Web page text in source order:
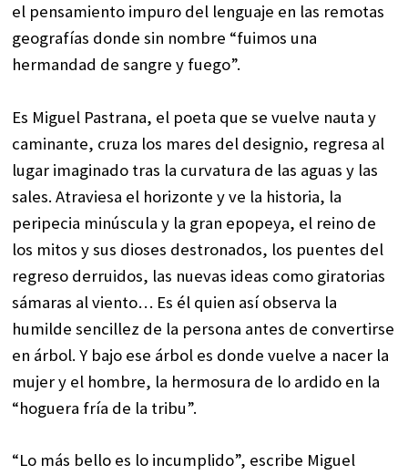
el pensamiento impuro del lenguaje en las remotas
geografías donde sin nombre “fuimos una
hermandad de sangre y fuego”.
Es Miguel Pastrana, el poeta que se vuelve nauta y
caminante, cruza los mares del designio, regresa al
lugar imaginado tras la curvatura de las aguas y las
sales. Atraviesa el horizonte y ve la historia, la
peripecia minúscula y la gran epopeya, el reino de
los mitos y sus dioses destronados, los puentes del
regreso derruidos, las nuevas ideas como giratorias
sámaras al viento… Es él quien así observa la
humilde sencillez de la persona antes de convertirse
en árbol. Y bajo ese árbol es donde vuelve a nacer la
mujer y el hombre, la hermosura de lo ardido en la
“hoguera fría de la tribu”.
“Lo más bello es lo incumplido”, escribe Miguel